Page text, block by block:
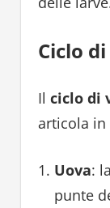
Ciclo
Il ciclo di
articola in
Uova:
punte